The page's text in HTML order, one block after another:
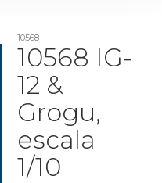
10568
10568 IG-
12 &
Grogu,
escala
1/10